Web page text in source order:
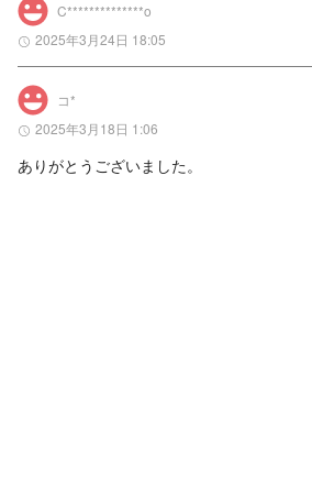
C**************o
2025年3月24日 18:05
コ*
2025年3月18日 1:06
ありがとうございました。